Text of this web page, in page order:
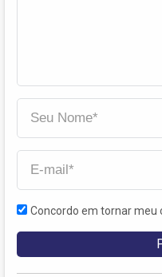
Concordo em tornar meu